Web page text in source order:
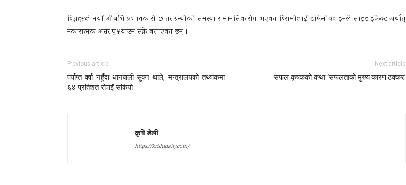
विज्ञहरूले नयाँ औषधि प्रभावकारी छ तर ग्रन्थीको समस्या र मानसिक रोग भएका बिरामीलाई टाफेनोक्वाइनले साइड इफेक्ट अर्थात्
नकारात्मक असर पु¥याउन सक्ने बताएका छन् ।
Previous article
पर्याप्त वर्षा नहुँदा धानबाली सुक्‍न थाले, मन्त्रालयको तथ्यांकमा
६४ प्रतिशत रोपाइँ सकियाे
Next article
सफल कृषकको कथा ‘सफलताको मुख्य कारण ठक्कर’
कृषि डेली
https://krishidaily.com/